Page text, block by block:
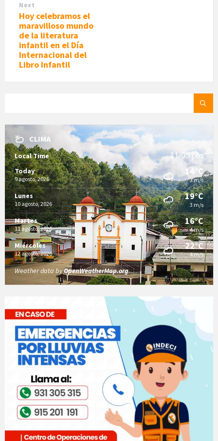
Next
Hoy celebramos el
maravilloso mundo
de la literatura
infantil en el Día
Internacional del
Libro Infantil
CLIMA
Local Time 11:05 pm
Today
9 agosto, 2026
14°C
3 m/s
Lunes
10 agosto, 2026
19°C
3 m/s
Martes
11 agosto, 2026
16°C
4 m/s
Miércoles
12 agosto, 2026
22°C
4 m/s
Weather data byOpenWeatherMap.org